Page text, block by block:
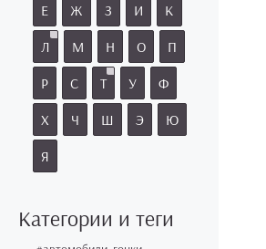
Е
Ж З И
К
Л
М Н О
П
Р
С Т У
Ф
Х
Ч Ш Э
Ю
Я
Категории и теги